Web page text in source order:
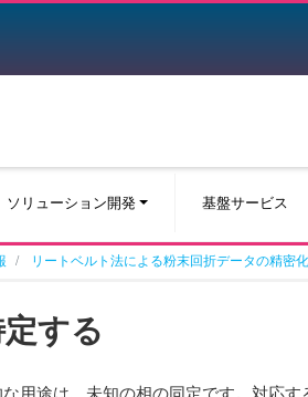
ソリューション開発 基盤サービス
リートベルト法による粉末回折データの精密化
する
用途は、未知の相の同定です。対応